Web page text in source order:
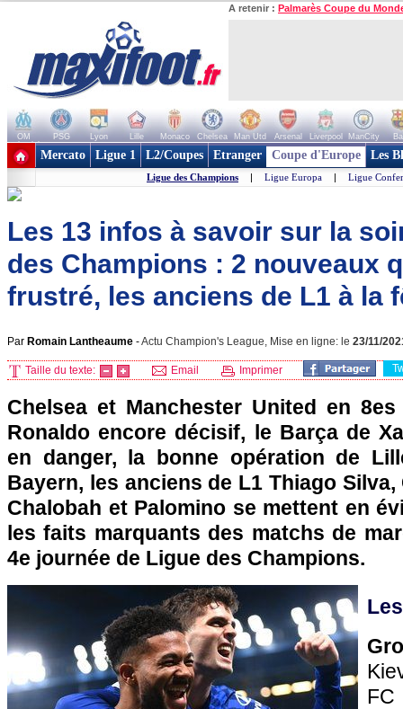
A retenir : Palmarès Coupe du
OM PSG Lyon Lille Monaco Chelsea Man Utd Arsenal Liverpool ManCity
+ de clubs
Mercato Ligue 1 L2/Coupes Etranger Coupe d'Europe Les
Ligue des Champions | Ligue Europa | Ligue
Les 13 infos à savoir sur la
des Champions : 2 nouveaux
frustré, les anciens de L1 à la
Par Romain Lantheaume -Actu Champion's League, Mise en ligne: le 23/11/
Taille du texte: Email Imprimer
Chelsea et Manchester United en
Ronaldo encore décisif, le Barça de
en danger, la bonne opération de
Bayern, les anciens de L1 Thiago Silva,
Chalobah et Palomino se mettent en
les faits marquants des matchs de
4e journée de Ligue des Champions.